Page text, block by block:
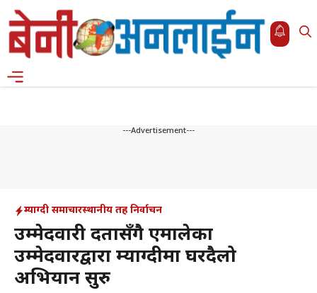
Skip
to
content
---Advertisement---
म्याग्दी समाचारस्थानीय तह निर्वाचन
उम्मेदवारी दर्तासँगै एमालेका
उम्मेदवारद्वारा म्याग्दीमा घरदैलो
अभियान सुरु